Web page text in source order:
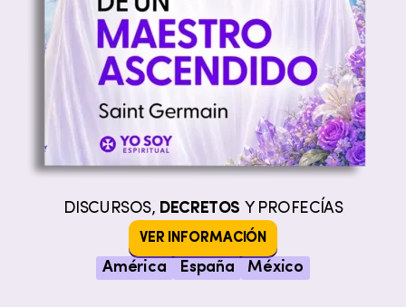
DISCURSOS, DECRETOS Y PROFECÍAS
VER INFORMACIÓN
América España México